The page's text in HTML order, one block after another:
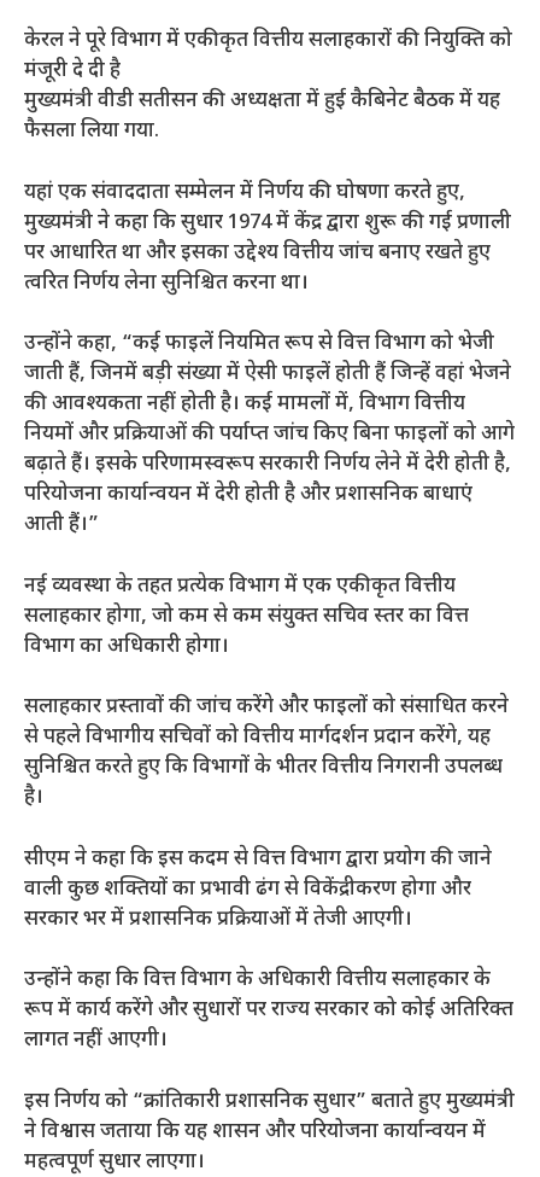
केरल ने पूरे विभाग में एकीकृत वित्तीय सलाहकारों की नियुक्ति को
मंजूरी दे दी है
मुख्यमंत्री वीडी सतीसन की अध्यक्षता में हुई कैबिनेट बैठक में यह
फैसला लिया गया.
यहां एक संवाददाता सम्मेलन में निर्णय की घोषणा करते हुए,
मुख्यमंत्री ने कहा कि सुधार 1974 में केंद्र द्वारा शुरू की गई प्रणाली
पर आधारित था और इसका उद्देश्य वित्तीय जांच बनाए रखते हुए
त्वरित निर्णय लेना सुनिश्चित करना था।
उन्होंने कहा, “कई फाइलें नियमित रूप से वित्त विभाग को भेजी
जाती हैं, जिनमें बड़ी संख्या में ऐसी फाइलें होती हैं जिन्हें वहां भेजने
की आवश्यकता नहीं होती है। कई मामलों में, विभाग वित्तीय
नियमों और प्रक्रियाओं की पर्याप्त जांच किए बिना फाइलों को आगे
बढ़ाते हैं। इसके परिणामस्वरूप सरकारी निर्णय लेने में देरी होती है,
परियोजना कार्यान्वयन में देरी होती है और प्रशासनिक बाधाएं
आती हैं।”
नई व्यवस्था के तहत प्रत्येक विभाग में एक एकीकृत वित्तीय
सलाहकार होगा, जो कम से कम संयुक्त सचिव स्तर का वित्त
विभाग का अधिकारी होगा।
सलाहकार प्रस्तावों की जांच करेंगे और फाइलों को संसाधित करने
से पहले विभागीय सचिवों को वित्तीय मार्गदर्शन प्रदान करेंगे, यह
सुनिश्चित करते हुए कि विभागों के भीतर वित्तीय निगरानी उपलब्ध
है।
सीएम ने कहा कि इस कदम से वित्त विभाग द्वारा प्रयोग की जाने
वाली कुछ शक्तियों का प्रभावी ढंग से विकेंद्रीकरण होगा और
सरकार भर में प्रशासनिक प्रक्रियाओं में तेजी आएगी।
उन्होंने कहा कि वित्त विभाग के अधिकारी वित्तीय सलाहकार के
रूप में कार्य करेंगे और सुधारों पर राज्य सरकार को कोई अतिरिक्त
लागत नहीं आएगी।
इस निर्णय को “क्रांतिकारी प्रशासनिक सुधार” बताते हुए मुख्यमंत्री
ने विश्वास जताया कि यह शासन और परियोजना कार्यान्वयन में
महत्वपूर्ण सुधार लाएगा।